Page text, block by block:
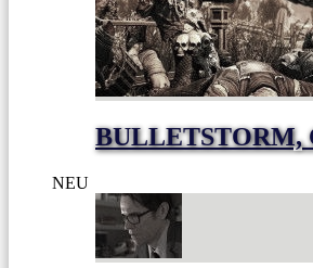
BULLETSTORM,
NEU